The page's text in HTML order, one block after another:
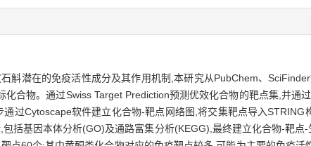
斛潜在的免疫活性成分及其作用机制,本研究从PubChem、
合物。通过Swiss Target Prediction预测优效化合物的靶点集,并通
过Cytoscape软件建立化合物-靶点网络图,将交集靶点导入STRING
括基因本体分析(GO)及通路富集分析(KEGG),最终建立化合物-靶点